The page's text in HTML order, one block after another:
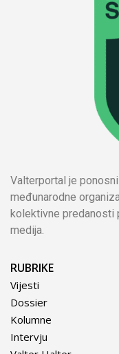
Valterportal je
međunarodne
kolektivne predanosti
medija.
RUBRIKE
Vijesti
Dossier
Kolumne
Intervju